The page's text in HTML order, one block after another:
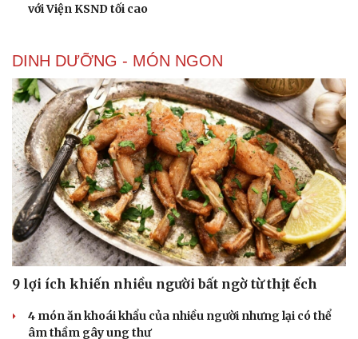
với Viện KSND tối cao
DINH DƯỠNG - MÓN NGON
9 lợi ích khiến nhiều người bất ngờ từ thịt ếch
4 món ăn khoái khẩu của nhiều người nhưng lại có thể
âm thầm gây ung thư